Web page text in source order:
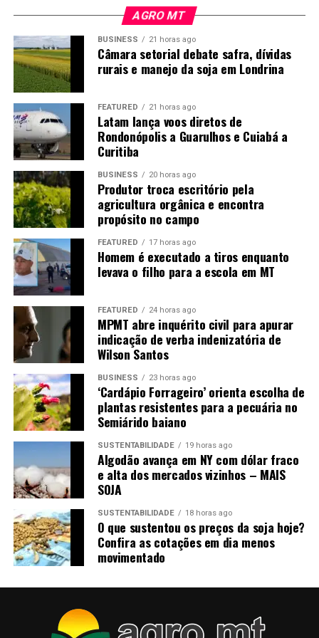
Participe do Porteira Aberta Empreender:
envie perguntas, sugestões e conte sua história
de empreendedorismo pelo
Capacitação: o caminho para
impulsionar seu negócio
#PROGRAMA #5
Que tal investir em conhecimento e expandir seu
negócio no mercado? O nesta edição do Porteira Aberta
Empreender, vamos falar sobre capacitação. A
qualificação abre portas para novas oportunidades,
melhora a gestão, ajuda no planejamento e, claro, na
rentabilidade do seu empreendimento rural. No campo,
isso se traduz em mais eficiência, inovação e
produtividade. Então, aperte o
o próximo passo rumo ao sucesso!
Participe do Porteira Aberta Empreender:
envie perguntas, sugestões e conte sua história
de empreendedorismo pelo
#PROGRAMA #5 | Tema:
Capacitação: o caminho para
impulsionar seu negócio
AGRO MT
BUSINESS 21 horas ago
Câmara setorial debate safra, dívidas
rurais e manejo da soja em Londrina
FEATURED 21 horas ago
Latam lança voos diretos de
Rondonópolis a Guarulhos e Cuiabá a
Curitiba
BUSINESS 20 horas ago
Produtor troca escritório pela
agricultura orgânica e encontra
propósito no campo
FEATURED 17 horas ago
Homem é executado a tiros enquanto
levava o filho para a escola em MT
FEATURED 24 horas ago
MPMT abre inquérito civil para apurar
indicação de verba indenizatória de
Wilson Santos
BUSINESS 23 horas ago
‘Cardápio Forrageiro’ orienta escolha de
plantas resistentes para a pecuária no
Semiárido baiano
SUSTENTABILIDADE 19 horas ago
Algodão avança em NY com dólar fraco
e alta dos mercados vizinhos – MAIS
SOJA
SUSTENTABILIDADE 18 horas ago
O que sustentou os preços da soja hoje?
Confira as cotações em dia menos
movimentado